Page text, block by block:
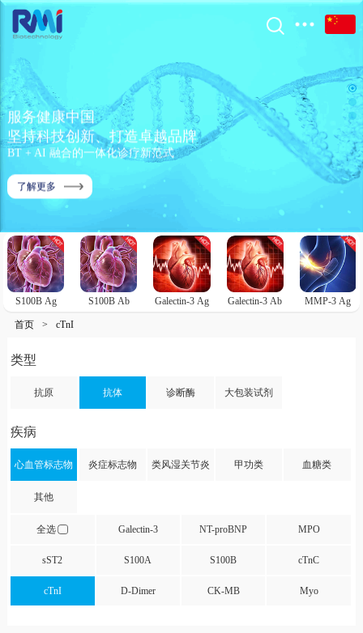
服务健康中国
坚持科技创新、打造卓越品牌
BT + AI 融合的一体化诊疗新范式
了解更多
S100B Ag S100B Ab Galectin-3 Ag Galectin-3 Ab MMP-3 Ag
首页 > cTnI
类型
抗原 抗体 诊断酶 大包装试剂
疾病
心血管标志物 炎症标志物 类风湿关节炎 甲功类 血糖类
其他
全选 Galectin-3 NT-proBNP MPO
sST2 S100A S100B cTnC
cTnI D-Dimer CK-MB Myo